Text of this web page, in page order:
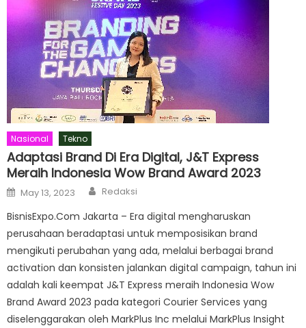
Nasional Tekno
Adaptasi Brand Di Era Digital, J&T Express
Meraih Indonesia Wow Brand Award 2023
Posted
on
May 13, 2023 Author
Redaksi
BisnisExpo.Com Jakarta – Era digital mengharuskan
perusahaan beradaptasi untuk memposisikan brand
mengikuti perubahan yang ada, melalui berbagai brand
activation dan konsisten jalankan digital campaign, tahun ini
adalah kali keempat J&T Express meraih Indonesia Wow
Brand Award 2023 pada kategori Courier Services yang
diselenggarakan oleh MarkPlus Inc melalui MarkPlus Insight